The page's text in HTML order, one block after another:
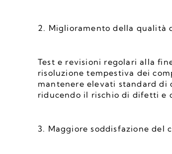
2. Miglioramento della qualità
Test e revisioni regolari alla
risoluzione tempestiva dei
mantenere elevati standard
riducendo il rischio di difetti e
3. Maggiore soddisfazione del